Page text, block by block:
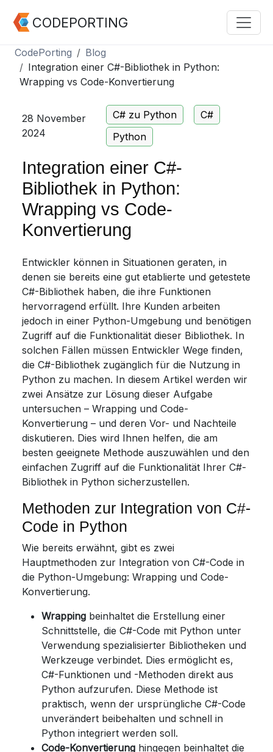
CODEPORTING
CodePorting
Blog
Integration einer C#-Bibliothek in Python:
Wrapping vs Code-Konvertierung
28 November
2024
C# zu Python
C#
Python
Integration einer C#-
Bibliothek in Python:
Wrapping vs Code-
Konvertierung
Entwickler können in Situationen geraten, in
denen sie bereits eine gut etablierte und getestete
C#-Bibliothek haben, die ihre Funktionen
hervorragend erfüllt. Ihre Kunden arbeiten
jedoch in einer Python-Umgebung und benötigen
Zugriff auf die Funktionalität dieser Bibliothek. In
solchen Fällen müssen Entwickler Wege finden,
die C#-Bibliothek zugänglich für die Nutzung in
Python zu machen. In diesem Artikel werden wir
zwei Ansätze zur Lösung dieser Aufgabe
untersuchen – Wrapping und Code-
Konvertierung – und deren Vor- und Nachteile
diskutieren. Dies wird Ihnen helfen, die am
besten geeignete Methode auszuwählen und den
einfachen Zugriff auf die Funktionalität Ihrer C#-
Bibliothek in Python sicherzustellen.
Methoden zur Integration von C#-
Code in Python
Wie bereits erwähnt, gibt es zwei
Hauptmethoden zur Integration von C#-Code in
die Python-Umgebung: Wrapping und Code-
Konvertierung.
Wrapping beinhaltet die Erstellung einer
Schnittstelle, die C#-Code mit Python unter
Verwendung spezialisierter Bibliotheken und
Werkzeuge verbindet. Dies ermöglicht es,
C#-Funktionen und -Methoden direkt aus
Python aufzurufen. Diese Methode ist
praktisch, wenn der ursprüngliche C#-Code
unverändert beibehalten und schnell in
Python integriert werden soll.
Code-Konvertierung hingegen beinhaltet die